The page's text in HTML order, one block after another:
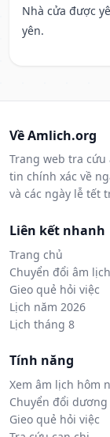
Nhà cửa được
yên.
Về Amlich.org
Trang web tra
tin chính xác về
và các ngày lễ tết
Liên kết nhanh
Trang chủ
Chuyển đổi âm lịch
Gieo quẻ hỏi việc
Lịch năm 2026
Lịch tháng 8
Tính năng
Xem âm lịch hôm
Chuyển đổi
Gieo quẻ hỏi việc